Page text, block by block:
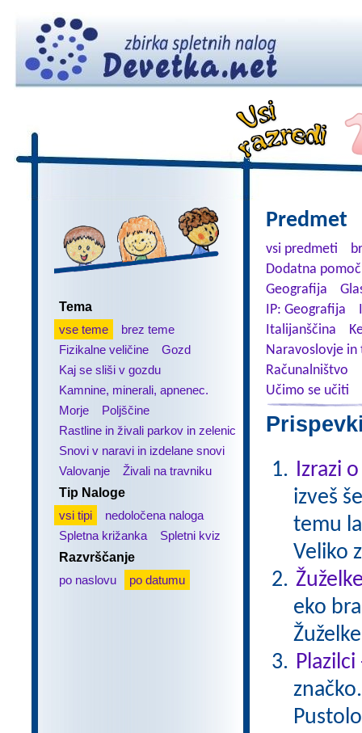
Tema
vse teme
brez teme
Fizikalne veličine
Gozd
Kaj se sliši v gozdu
Kamnine, minerali, apnenec.
Morje
Poljščine
Rastline in živali parkov in zelenic
Snovi v naravi in izdelane snovi
Valovanje
Živali na travniku
Tip Naloge
vsi tipi
nedoločena naloga
Spletna križanka
Spletni kviz
Razvrščanje
po naslovu
po datumu
Predmet
vsi predmeti
Dodatna
Geografija
IP: Geografija
Italijanščina
Naravoslovje in
Računalništvo
Učimo se učiti
Izrazi
izveš
temu
Veliko
eko